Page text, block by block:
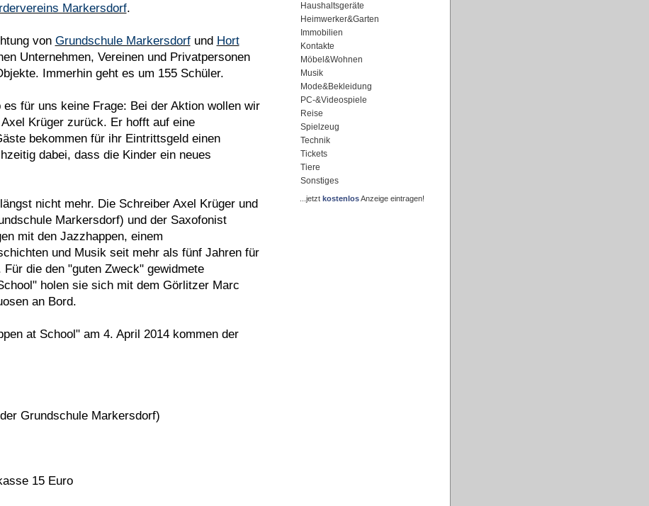
Markersdorf.
von Grundschule Markersdorfund Hort
Unternehmen, Vereinen und Privatpersonen
Immerhin geht es um 155 Schüler.
für uns keine Frage: Bei der Aktion wollen wir
Krüger zurück. Er hofft auf eine
bekommen für ihr Eintrittsgeld einen
dabei, dass die Kinder ein neues
nicht mehr. Die Schreiber Axel Krüger und
Markersdorf) und der Saxofonist
mit den Jazzhappen, einem
und Musik seit mehr als fünf Jahren für
die den "guten Zweck" gewidmete
holen sie sich mit dem Görlitzer Marc
an Bord.
at School" am 4. April 2014 kommen der
Grundschule Markersdorf)
15 Euro
Haushaltsgeräte
Heimwerker&Garten
Immobilien
Kontakte
Möbel&Wohnen
Musik
Mode&Bekleidung
PC-&Videospiele
Reise
Spielzeug
Technik
Tickets
Tiere
Sonstiges
...jetzt kostenlosAnzeige eintragen!